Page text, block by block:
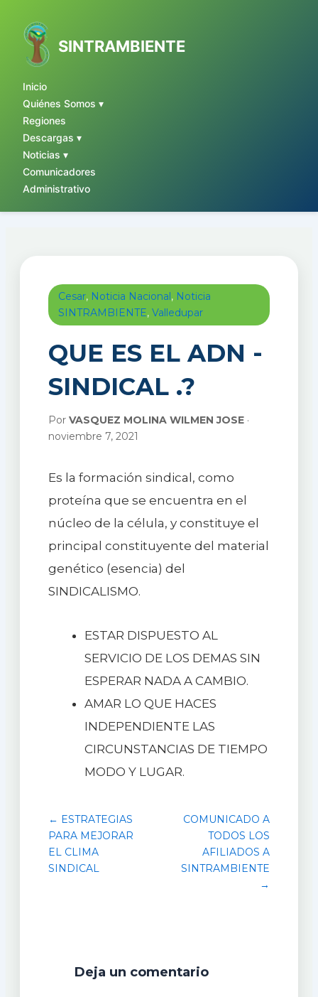
SINTRAMBIENTE
Inicio
Quiénes Somos ▾
Regiones
Descargas ▾
Noticias ▾
Comunicadores
Administrativo
contenido
Cesar, Noticia Nacional, Noticia
SINTRAMBIENTE, Valledupar
QUE ES EL ADN -
SINDICAL .?
Por VASQUEZ MOLINA WILMEN JOSE·
noviembre 7, 2021
Es la formación sindical, como
proteína que se encuentra en el
núcleo de la célula, y constituye el
principal constituyente del material
genético (esencia) del
SINDICALISMO.
ESTAR DISPUESTO AL
SERVICIO DE LOS DEMAS SIN
ESPERAR NADA A CAMBIO.
AMAR LO QUE HACES
INDEPENDIENTE LAS
CIRCUNSTANCIAS DE TIEMPO
MODO Y LUGAR.
← ESTRATEGIAS
PARA MEJORAR
EL CLIMA
SINDICAL
COMUNICADO A
TODOS LOS
AFILIADOS A
SINTRAMBIENTE
→
Deja un comentario